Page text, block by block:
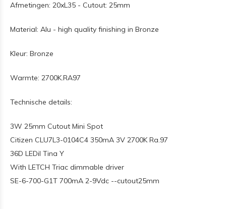
Afmetingen: 20xL35 - Cutout: 25mm
Material: Alu - high quality finishing in Bronze
Kleur: Bronze
Warmte: 2700K.RA97
Technische details:
3W 25mm Cutout Mini Spot
Citizen CLU7L3-0104C4 350mA 3V 2700K Ra.97
36D LEDil Tina Y
With LETCH Triac dimmable driver
SE-6-700-G1T 700mA 2-9Vdc --cutout25mm